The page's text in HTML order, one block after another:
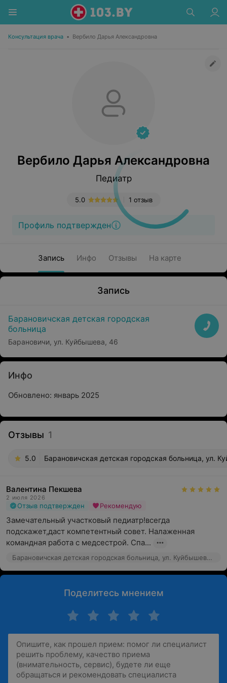
Консультация врача • Вербило Дарья Александровна
Вербило Дарья Александровна
Педиатр
1 отзыв
5.0
Профиль подтвержден
Запись Инфо Отзывы На карте
Запись
Барановичская детская городская
больница
Барановичи, ул. Куйбышева, 46
Инфо
Обновлено: январь 2025
Отзывы 1
5.0 Барановичская детская городская больница, ул.
Валентина Пекшева
2 июля 2026
Отзыв подтвержден Рекомендую
Замечательный участковый педиатр!всегда
подскажет,даст компетентный совет. Налаженная
командная работа с медсестрой. Спа...
Барановичская детская городская больница, ул. Куйбышева, 46
Поделитесь мнением